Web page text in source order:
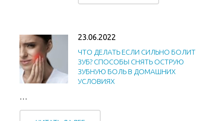
23.06.2022
ЧТО ДЕЛАТЬ ЕСЛИ СИЛЬНО БОЛИТ
ЗУБ? СПОСОБЫ СНЯТЬ ОСТРУЮ
ЗУБНУЮ БОЛЬ В ДОМАШНИХ
УСЛОВИЯХ
…